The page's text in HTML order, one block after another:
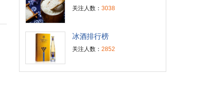
关注人数： 3038
冰酒排行榜
关注人数： 2852